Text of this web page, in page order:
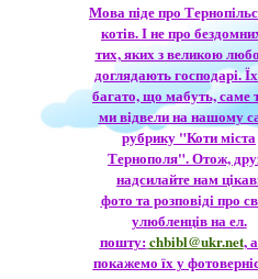
Мова піде про
котів. І не про
тих, яких з великою
доглядають господарі.
багато, що мабуть, саме
ми відвели на нашому
рубрику "Коти міста
Тернополя". Отож,
надсилайте нам
фото та розповіді про
улюбленців на ел.
пошту:chbibl@ukr.net,
покажемо їх у